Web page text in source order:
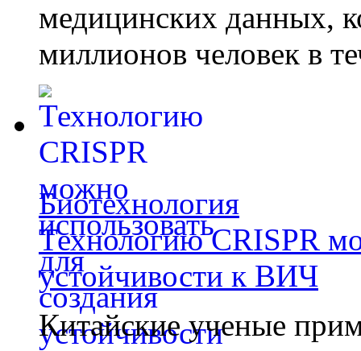
медицинских данных,
миллионов человек в
Биотехнология
Технологию CRISPR
устойчивости к ВИЧ
Китайские ученые